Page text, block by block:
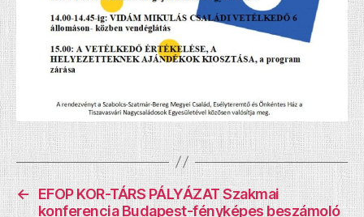
← EFOP KOR-TÁRS PÁLYÁZAT Szakmai
konferencia Budapest-fényképes beszámoló